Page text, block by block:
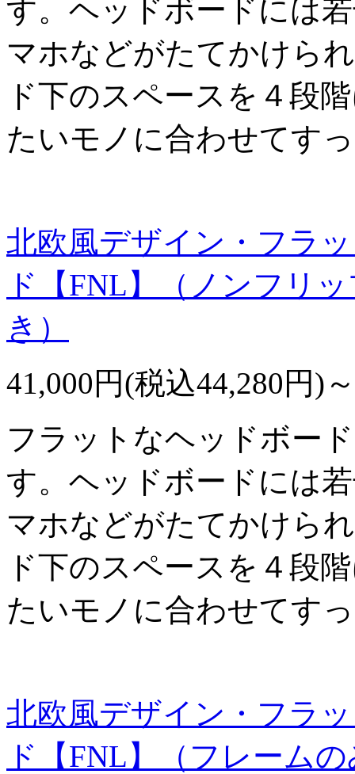
す。ヘッドボードには
マホなどがたてかけら
ド下のスペースを４段
たいモノに合わせてす
北欧風デザイン・フラ
ド【FNL】（ノンフリ
き）
41,000円(税込44,280円)～
フラットなヘッドボー
す。ヘッドボードには
マホなどがたてかけら
ド下のスペースを４段
たいモノに合わせてす
北欧風デザイン・フラ
ド【FNL】（フレーム